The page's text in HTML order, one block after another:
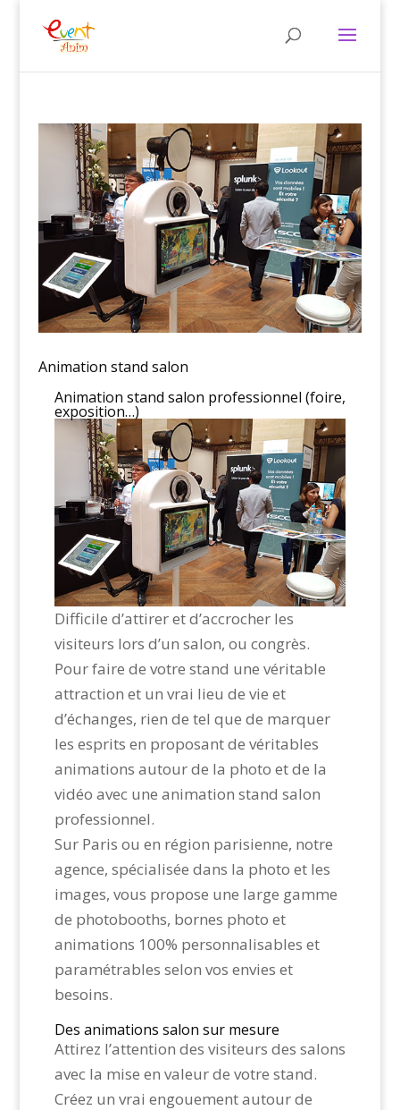
Animation stand salon
Animation stand salon professionnel (foire,
exposition…)
Difficile d’attirer et d’accrocher les
visiteurs lors d’un salon, ou congrès.
Pour faire de votre stand une véritable
attraction et un vrai lieu de vie et
d’échanges, rien de tel que de marquer
les esprits en proposant de véritables
animations autour de la photo et de la
vidéo avec une animation stand salon
professionnel.
Sur Paris ou en région parisienne, notre
agence, spécialisée dans la photo et les
images, vous propose une large gamme
de photobooths, bornes photo et
animations 100% personnalisables et
paramétrables selon vos envies et
besoins.
Des animations salon sur mesure
Attirez l’attention des visiteurs des salons
avec la mise en valeur de votre stand.
Créez un vrai engouement autour de